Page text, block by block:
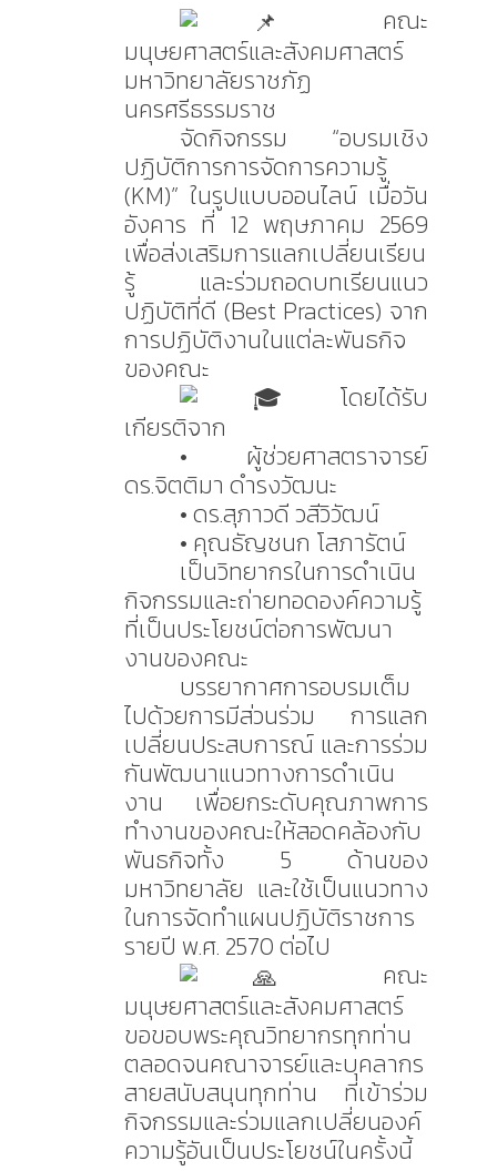
คณะ
มนุษยศาสตร์และสังคมศาสตร์
มหาวิทยาลัยราชภัฏ
นครศรีธรรมราช
จัดกิจกรรม “อบรมเชิง
ปฏิบัติการการจัดการความรู้
(KM)” ในรูปแบบออนไลน์ เมื่อวัน
อังคาร ที่ 12 พฤษภาคม 2569
เพื่อส่งเสริมการแลกเปลี่ยนเรียน
รู้ และร่วมถอดบทเรียนแนว
ปฏิบัติที่ดี (Best Practices) จาก
การปฏิบัติงานในแต่ละพันธกิจ
ของคณะ
โดยได้รับ
เกียรติจาก
• ผู้ช่วยศาสตราจารย์
ดร.จิตติมา ดำรงวัฒนะ
• ดร.สุภาวดี วสีวิวัฒน์
• คุณธัญชนก โสภารัตน์
เป็นวิทยากรในการดำเนิน
กิจกรรมและถ่ายทอดองค์ความรู้
ที่เป็นประโยชน์ต่อการพัฒนา
งานของคณะ
บรรยากาศการอบรมเต็ม
ไปด้วยการมีส่วนร่วม การแลก
เปลี่ยนประสบการณ์ และการร่วม
กันพัฒนาแนวทางการดำเนิน
งาน เพื่อยกระดับคุณภาพการ
ทำงานของคณะให้สอดคล้องกับ
พันธกิจทั้ง 5 ด้านของ
มหาวิทยาลัย และใช้เป็นแนวทาง
ในการจัดทำแผนปฏิบัติราชการ
รายปี พ.ศ. 2570 ต่อไป
คณะ
มนุษยศาสตร์และสังคมศาสตร์
ขอขอบพระคุณวิทยากรทุกท่าน
ตลอดจนคณาจารย์และบุคลากร
สายสนับสนุนทุกท่าน ที่เข้าร่วม
กิจกรรมและร่วมแลกเปลี่ยนองค์
ความรู้อันเป็นประโยชน์ในครั้งนี้